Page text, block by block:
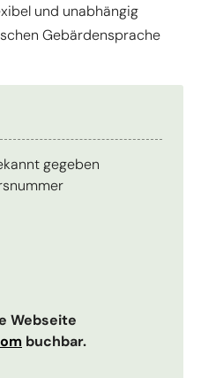
und unabhängig
Gebärdensprache
gegeben
Webseite
buchbar.